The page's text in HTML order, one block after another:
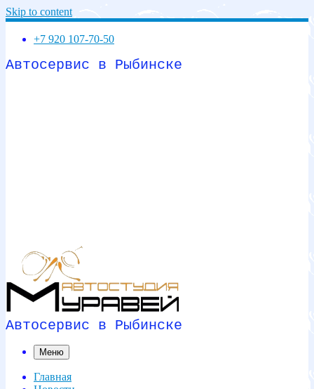
Skip to content
+7 920 107-70-50
Автосервис в Рыбинске
Автосервис в Рыбинске
Меню
Главная